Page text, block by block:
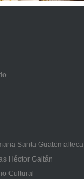
Santa Guatemalteca
Héctor Gaitán
Cultural